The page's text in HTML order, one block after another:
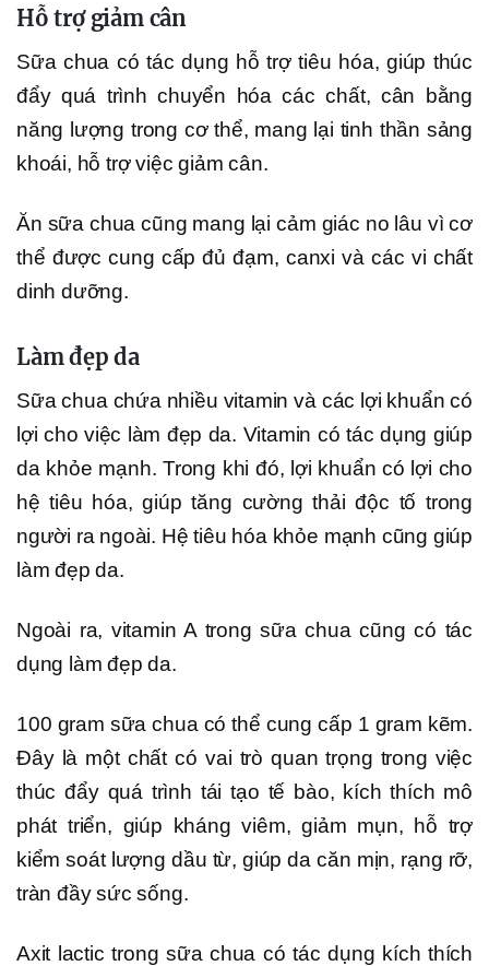
Hỗ trợ giảm cân
Sữa chua có tác dụng hỗ trợ tiêu hóa, giúp thúc
đẩy quá trình chuyển hóa các chất, cân bằng
năng lượng trong cơ thể, mang lại tinh thần sảng
khoái, hỗ trợ việc giảm cân.
Ăn sữa chua cũng mang lại cảm giác no lâu vì cơ
thể được cung cấp đủ đạm, canxi và các vi chất
dinh dưỡng.
Làm đẹp da
Sữa chua chứa nhiều vitamin và các lợi khuẩn có
lợi cho việc làm đẹp da. Vitamin có tác dụng giúp
da khỏe mạnh. Trong khi đó, lợi khuẩn có lợi cho
hệ tiêu hóa, giúp tăng cường thải độc tố trong
người ra ngoài. Hệ tiêu hóa khỏe mạnh cũng giúp
làm đẹp da.
Ngoài ra, vitamin A trong sữa chua cũng có tác
dụng làm đẹp da.
100 gram sữa chua có thể cung cấp 1 gram kẽm.
Đây là một chất có vai trò quan trọng trong việc
thúc đẩy quá trình tái tạo tế bào, kích thích mô
phát triển, giúp kháng viêm, giảm mụn, hỗ trợ
kiểm soát lượng dầu từ, giúp da căn mịn, rạng rỡ,
tràn đầy sức sống.
Axit lactic trong sữa chua có tác dụng kích thích